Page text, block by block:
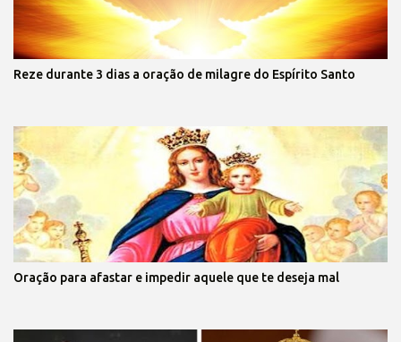
Reze durante 3 dias a oração de milagre do Espírito Santo
Oração para afastar e impedir aquele que te deseja mal